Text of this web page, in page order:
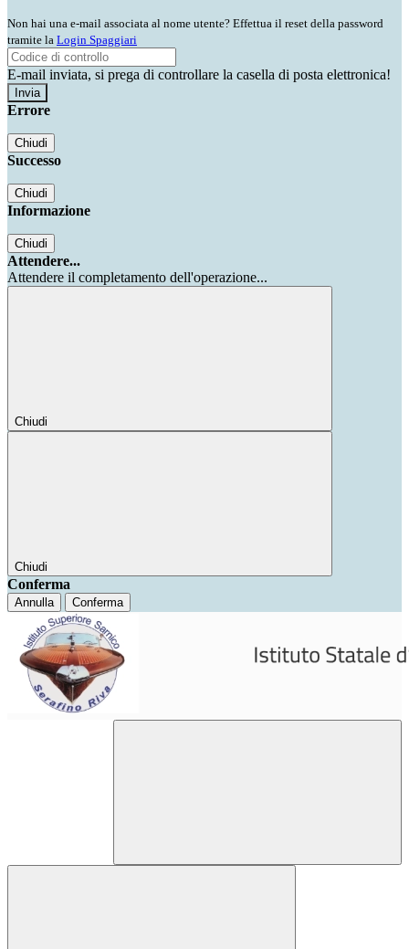
Non hai una e-mail associata al nome utente? Effettua il reset della password
tramite la Login Spaggiari
E-mail inviata, si prega di controllare la casella di posta elettronica!
Errore
Chiudi
Successo
Chiudi
Informazione
Chiudi
Attendere...
Attendere il completamento dell'operazione...
Chiudi
Chiudi
Conferma
Annulla Conferma